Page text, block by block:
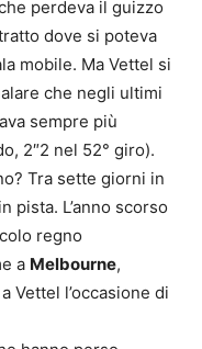
perdeva il guizzo
dove si poteva
mobile. Ma Vettel si
che negli ultimi
sempre più
2″2 nel 52° giro).
Tra sette giorni in
pista. L’anno scorso
regno
a Melbourne,
Vettel l’occasione di